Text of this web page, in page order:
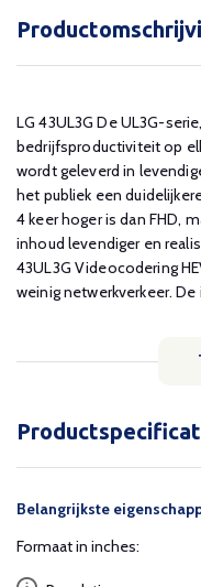
LG 43UL3G De UL3G-
bedrijfsproductiviteit op
wordt geleverd in
het publiek een
4 keer hoger is dan FHD,
inhoud levendiger en
43UL3G Videocodering HEVC om UHD-inhoud af te spellen met
weinig netwerkverkeer.
Belangrijkste
Formaat in inches: